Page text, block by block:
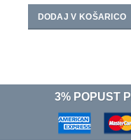
DODAJ V KOŠARICO
3% POPUST